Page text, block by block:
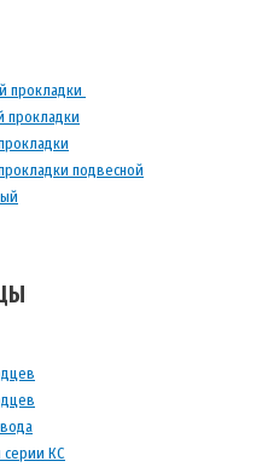
прокладки
прокладки
подвесной
КС